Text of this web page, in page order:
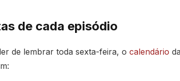
de cada episódio
de lembrar toda sexta-feira, o calendário da